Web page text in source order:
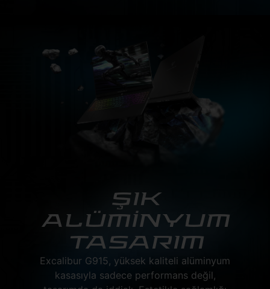
ŞIK
ALÜMİNYUM
TASARIM
Excalibur G915, yüksek kaliteli alüminyum
kasasıyla sadece performans değil,